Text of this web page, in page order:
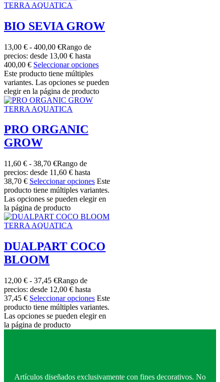
TERRA AQUATICA
BIO SEVIA GROW
13,00 € - 400,00 €Rango de
precios: desde 13,00 € hasta
400,00 € Seleccionar opciones
Este producto tiene múltiples
variantes. Las opciones se pueden
elegir en la página de producto
TERRA AQUATICA
PRO ORGANIC
GROW
11,60 € - 38,70 €Rango de
precios: desde 11,60 € hasta
38,70 € Seleccionar opciones Este
producto tiene múltiples variantes.
Las opciones se pueden elegir en
la página de producto
TERRA AQUATICA
DUALPART COCO
BLOOM
12,00 € - 37,45 €Rango de
precios: desde 12,00 € hasta
37,45 € Seleccionar opciones Este
producto tiene múltiples variantes.
Las opciones se pueden elegir en
la página de producto
Artículos diseñados exclusivamente con fines decorativos. No